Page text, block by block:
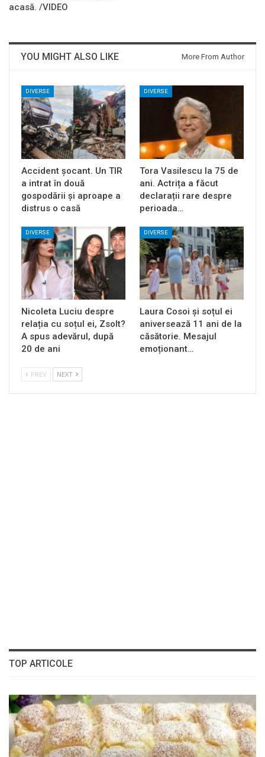
acasă. /VIDEO
YOU MIGHT ALSO LIKE More From Author
DIVERSE
Accident șocant. Un TIR
a intrat în două
gospodării și aproape a
distrus o casă
DIVERSE
Tora Vasilescu la 75 de
ani. Actrița a făcut
declarații rare despre
perioada…
DIVERSE
Nicoleta Luciu despre
relația cu soțul ei, Zsolt?
A spus adevărul, după
20 de ani
DIVERSE
Laura Cosoi și soțul ei
aniversează 11 ani de la
căsătorie. Mesajul
emoționant…
PREV NEXT
TOP ARTICOLE